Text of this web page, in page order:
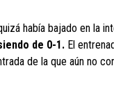
había bajado en la
de 0-1. El
de la que aún no